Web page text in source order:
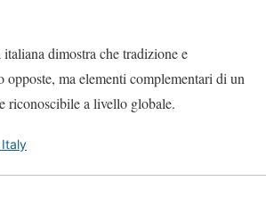
dimostra che tradizione e
opposte, ma elementi complementari di un
riconoscibile a livello globale.
Italy